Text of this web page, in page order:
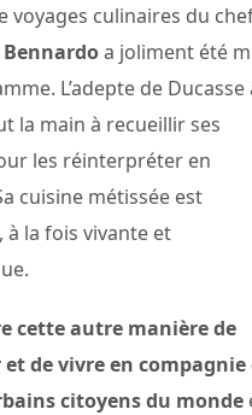
voyages culinaires du
a joliment été
L’adepte de Ducasse
la main à recueillir ses
les réinterpréter en
cuisine métissée est
à la fois vivante et
cette autre manière de
de vivre en compagnie
citoyens du monde